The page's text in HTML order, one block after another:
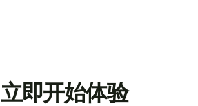
立即开始体验